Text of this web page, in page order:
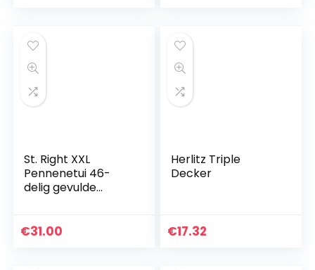
St. Right XXL
Pennenetui 46-
delig gevulde
x 7 cm incl. vulpen
€31.00
Herlitz Triple
Decker
€17.32